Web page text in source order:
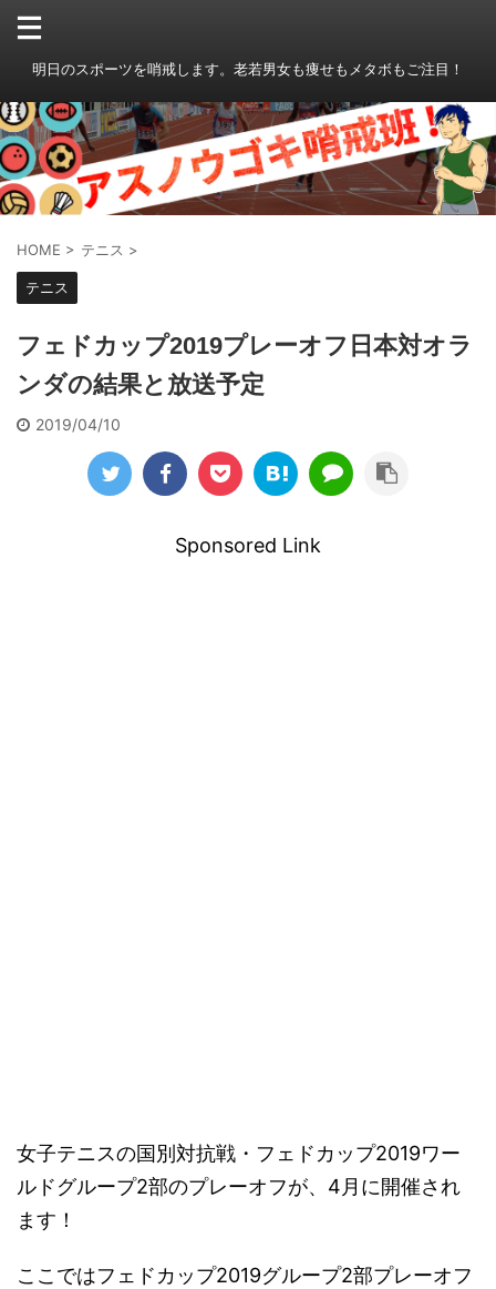
明日のスポーツを哨戒します。老若男女も痩せもメタボもご注目！
HOME > テニス >
テニス
フェドカップ2019プレーオフ日本対オラ
ンダの結果と放送予定
2019/04/10
Sponsored Link
女子テニスの国別対抗戦・フェドカップ2019ワー
ルドグループ2部のプレーオフが、4月に開催され
ます！
ここではフェドカップ2019グループ2部プレーオフ